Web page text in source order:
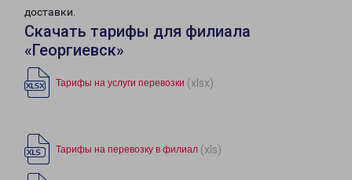
доставки.
Скачать тарифы для филиала
«Георгиевск»
Тарифы на услуги перевозки (xlsx)
Тарифы на перевозку в филиал (xls)